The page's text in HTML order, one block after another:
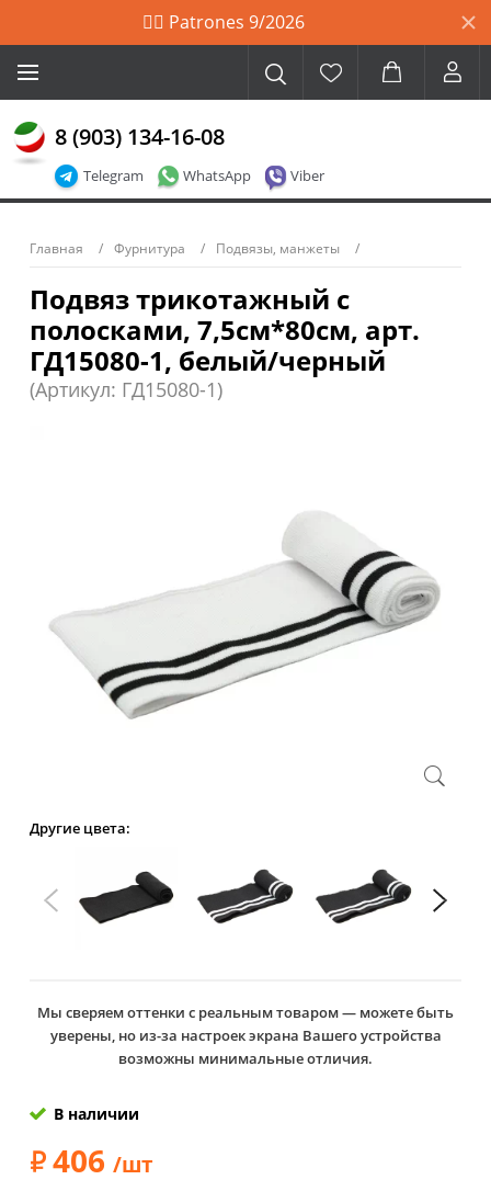
🙋‍♀️ Patrones 9/2026
Telegram WhatsApp Viber
8 (903) 134-16-08
Главная Фурнитура Подвязы, манжеты
Подвяз трикотажный с
полосками, 7,5см*80см, арт.
ГД15080-1, белый/черный
(Артикул: ГД15080-1)
Другие цвета:
Мы сверяем оттенки с реальным товаром — можете быть
уверены, но из-за настроек экрана Вашего устройства
возможны минимальные отличия.
В наличии
406 /шт